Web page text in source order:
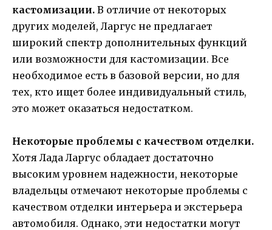
кастомизации. В отличие от некоторых
других моделей, Ларгус не предлагает
широкий спектр дополнительных функций
или возможности для кастомизации. Все
необходимое есть в базовой версии, но для
тех, кто ищет более индивидуальный стиль,
это может оказаться недостатком.
Некоторые проблемы с качеством отделки.
Хотя Лада Ларгус обладает достаточно
высоким уровнем надежности, некоторые
владельцы отмечают некоторые проблемы с
качеством отделки интерьера и экстерьера
автомобиля. Однако, эти недостатки могут